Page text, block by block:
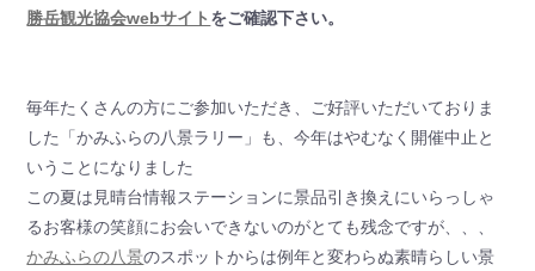
勝岳観光協会webサイト をご確認下さい。
毎年たくさんの方にご参加いただき、ご好評いただいておりま
した「かみふらの八景ラリー」も、今年はやむなく開催中止と
いうことになりました
この夏は見晴台情報ステーションに景品引き換えにいらっしゃ
るお客様の笑顔にお会いできないのがとても残念ですが、、、
かみふらの八景のスポットからは例年と変わらぬ素晴らしい景